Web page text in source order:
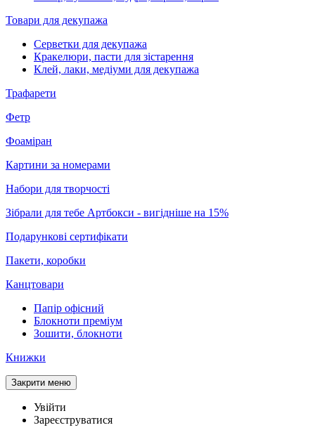
Товари для декупажа
Серветки для декупажа
Кракелюри, пасти для зістарення
Клей, лаки, медіуми для декупажа
Трафарети
Фетр
Фоаміран
Картини за номерами
Набори для творчості
Зібрали для тебе Артбокси - вигідніше на 15%
Подарункові сертифікати
Пакети, коробки
Канцтовари
Папір офісний
Блокноти преміум
Зошити, блокноти
Книжки
Закрити меню
Увійти
Зареєструватися